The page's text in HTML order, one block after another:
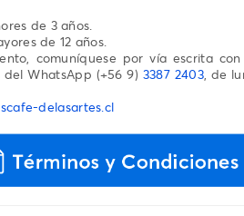
de 3 años.
de 12 años.
comuníquese por vía escrita
del WhatsApp (+56 9) 3387 2403, de
delasartes.cl